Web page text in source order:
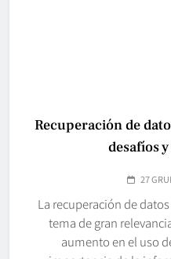
Recuperación de
desafíos
27
La recuperación de
tema de gran
aumento en el uso